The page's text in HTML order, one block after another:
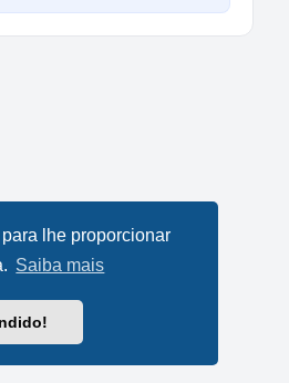
lhe proporcionar
Saiba mais